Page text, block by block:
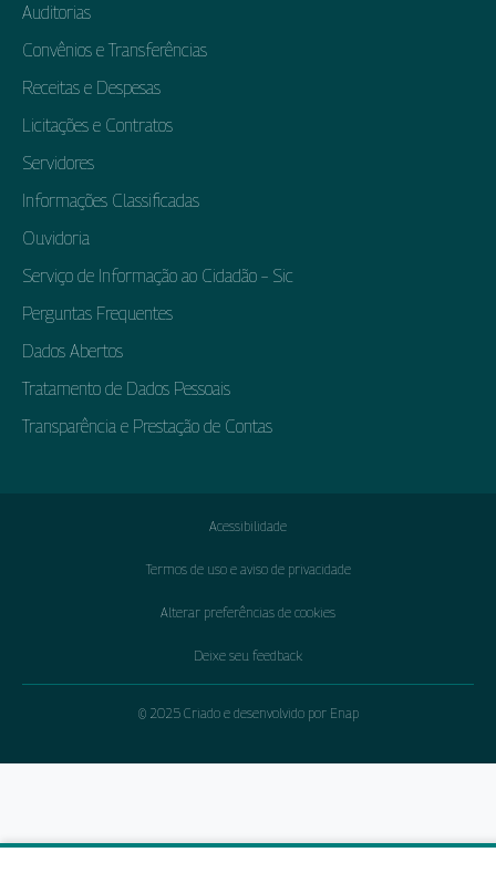
Auditorias
Convênios e Transferências
Receitas e Despesas
Licitações e Contratos
Servidores
Informações Classificadas
Ouvidoria
Serviço de Informação ao Cidadão – Sic
Perguntas Frequentes
Dados Abertos
Tratamento de Dados Pessoais
Transparência e Prestação de Contas
Acessibilidade
Termos de uso e aviso de privacidade
Alterar preferências de cookies
Deixe seu feedback
© 2025 Criado e desenvolvido por Enap